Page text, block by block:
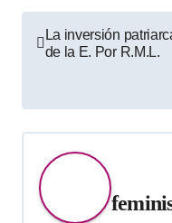
Navegación
entradas
La inversión
de la E. Por R.M.L.